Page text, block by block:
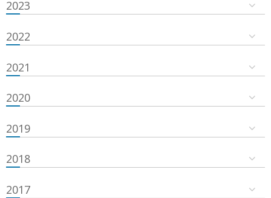
2023
2022
2021
2020
2019
2018
2017